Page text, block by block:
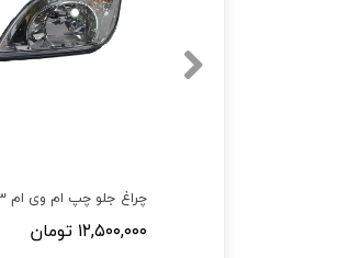
چراغ جلو چپ ام وی ام X33
۱۲,۵۰۰,۰۰۰ تومان